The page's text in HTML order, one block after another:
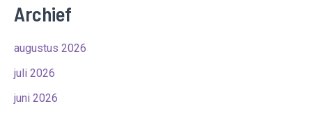
Archief
augustus 2026
juli 2026
juni 2026